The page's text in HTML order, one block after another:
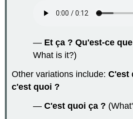
— Et ça ? Qu'est-ce
What is it?)
Other variations include:C'est
c'est quoi ?
—C'est quoi ça ?